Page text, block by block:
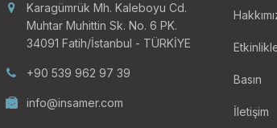
Karagümrük Mh. Kaleboyu Cd.
Muhtar Muhittin Sk. No. 6 PK.
34091 Fatih/İstanbul - TÜRKİYE
+90 539 962 97 39
info@insamer.com
Basın
İletişim